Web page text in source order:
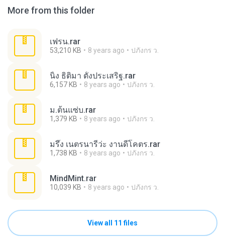
More from this folder
เฟรน.rar
53,210 KB 8 years ago ปภังกร ว.
นิ้ง ธิติมา ตั้งประเสริฐ.rar
6,157 KB 8 years ago ปภังกร ว.
ม.ต้นแซ่บ.rar
1,379 KB 8 years ago ปภังกร ว.
มรึ๊ง เนตรนารีว่ะ งานดีโคตร.rar
1,738 KB 8 years ago ปภังกร ว.
MindMint.rar
10,039 KB 8 years ago ปภังกร ว.
View all 11 files